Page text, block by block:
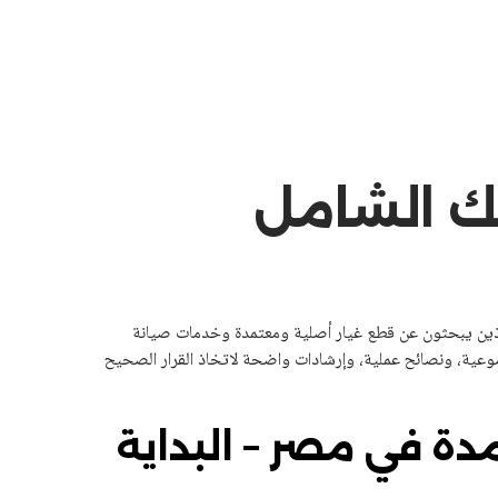
الشامل
يبحثون عن قطع غيار أصلية ومعتمدة وخدمات صيانة
ونصائح عملية، وإرشادات واضحة لاتخاذ القرار الصحيح
في مصر – البداية